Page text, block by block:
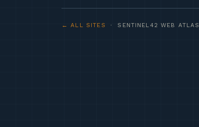
← ALL SITES · SENTINEL42 WEB ATLAS